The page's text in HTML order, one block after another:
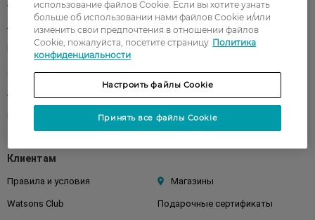
Акции Макияж
Лицо Тело
Подарки Детям
Волосы
Аксессуары
Клиентам
Правила и условия Магазины
Watsons Club Подарочные сертификаты
использование файлов Cookie. Если вы хотите узнать
больше об использовании нами файлов Cookie и/или
изменить свои предпочтения в отношении файлов
Cookie, пожалуйста, посетите страницу Политика
конфиденциальности
Настроить файлы Cookie
Принять все файлы Cookie